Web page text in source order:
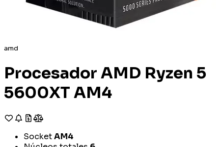
amd
Procesador AMD Ryzen 5
5600XT AM4
SocketAM4